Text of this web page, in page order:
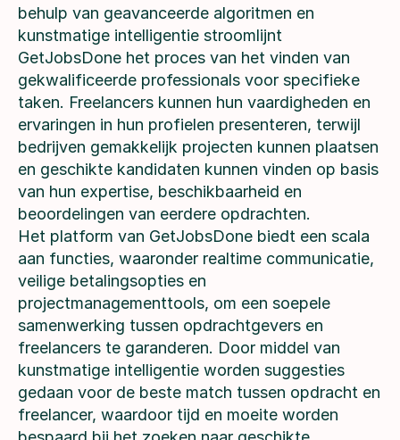
behulp van geavanceerde algoritmen en
kunstmatige intelligentie stroomlijnt
GetJobsDone het proces van het vinden van
gekwalificeerde professionals voor specifieke
taken. Freelancers kunnen hun vaardigheden en
ervaringen in hun profielen presenteren, terwijl
bedrijven gemakkelijk projecten kunnen plaatsen
en geschikte kandidaten kunnen vinden op basis
van hun expertise, beschikbaarheid en
beoordelingen van eerdere opdrachten.
Het platform van GetJobsDone biedt een scala
aan functies, waaronder realtime communicatie,
veilige betalingsopties en
projectmanagementtools, om een soepele
samenwerking tussen opdrachtgevers en
freelancers te garanderen. Door middel van
kunstmatige intelligentie worden suggesties
gedaan voor de beste match tussen opdracht en
freelancer, waardoor tijd en moeite worden